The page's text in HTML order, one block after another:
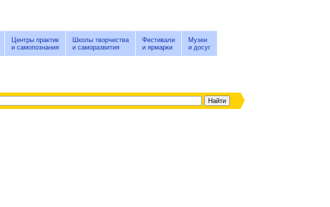
Центры практик
и самопознания
Школы творчества
и саморазвития
Фестивали
и ярмарки
Музеи
и досуг